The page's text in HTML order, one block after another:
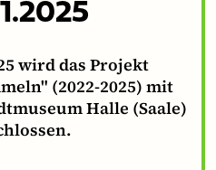
wird das Projekt
(2022-2025) mit
Halle (Saale)